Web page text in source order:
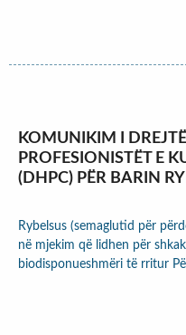
KOMUNIKIM I
PROFESIONISTËT E
(DHPC) PËR BARIN
Rybelsus (semaglutid për
në mjekim që lidhen për
biodisponueshmëri të rritur